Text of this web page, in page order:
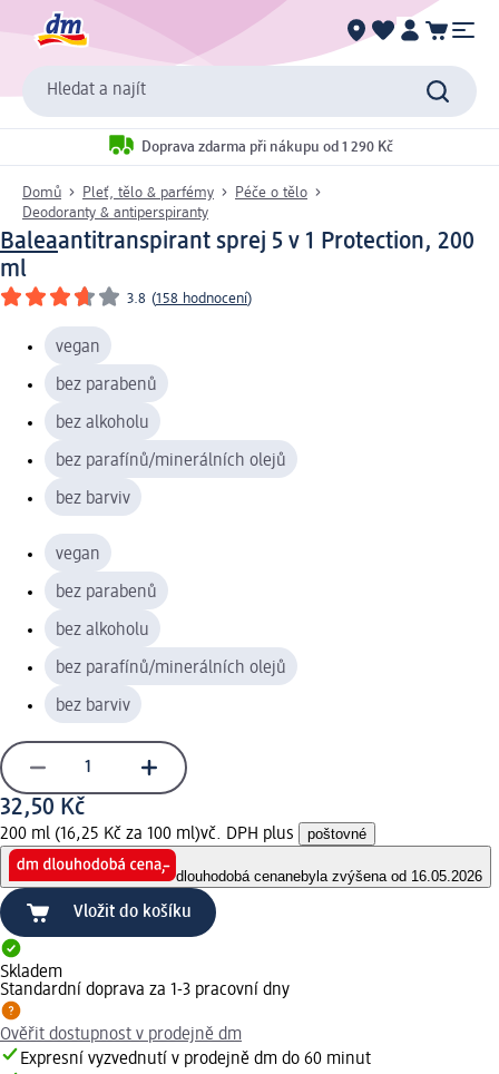
Hledat a najít
Doprava zdarma při nákupu od 1 290 Kč
Domů Pleť, tělo & parfémy
Péče o tělo
Deodoranty & antiperspiranty
Baleaantitranspirant sprej 5 v 1 Protection, 200
ml
3.8 (158 hodnocení)
vegan
bez parabenů
bez alkoholu
bez parafínů/minerálních olejů
bez barviv
vegan
bez parabenů
bez alkoholu
bez parafínů/minerálních olejů
bez barviv
32,50 Kč
200 ml (16,25 Kč za 100 ml)vč. DPH plus poštovné
dlouhodobá cenanebyla zvýšena od 16.05.2026
Vložit do košíku
Skladem
Standardní doprava za 1-3 pracovní dny
Ověřit dostupnost v prodejně dm
Expresní vyzvednutí v prodejně dm do 60 minut